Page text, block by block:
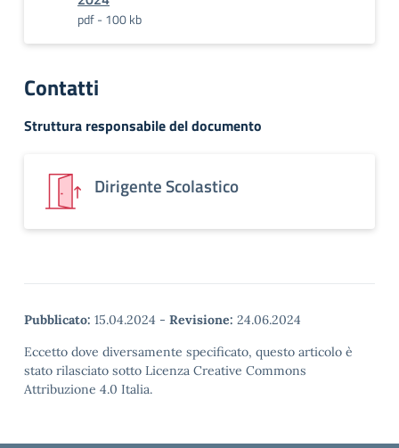
pdf - 100 kb
Contatti
Struttura responsabile del documento
Dirigente Scolastico
Pubblicato: 15.04.2024 - Revisione: 24.06.2024
Eccetto dove diversamente specificato, questo articolo è
stato rilasciato sotto Licenza Creative Commons
Attribuzione 4.0 Italia.